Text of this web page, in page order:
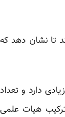
تا نشان دهد که
دارد و تعداد
هیات علمی